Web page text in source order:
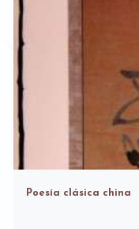
Poesía clásica china